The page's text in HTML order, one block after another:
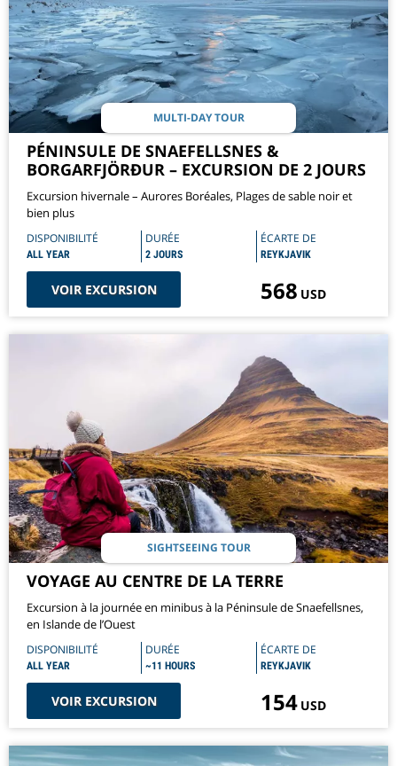
MULTI-DAY TOUR
PÉNINSULE DE SNAEFELLSNES &
BORGARFJÖRÐUR – EXCURSION DE 2 JOURS
Excursion hivernale – Aurores Boréales, Plages de sable noir et
bien plus
DISPONIBILITÉ
ALL YEAR
DURÉE
2 JOURS
ÉCARTE DE
REYKJAVIK
VOIR EXCURSION 568 USD
SIGHTSEEING TOUR
VOYAGE AU CENTRE DE LA TERRE
Excursion à la journée en minibus à la Péninsule de Snaefellsnes,
en Islande de l’Ouest
DISPONIBILITÉ
ALL YEAR
DURÉE
~11 HOURS
ÉCARTE DE
REYKJAVIK
VOIR EXCURSION 154 USD